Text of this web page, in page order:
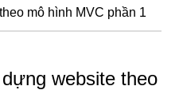
mô hình MVC phần 1
website theo